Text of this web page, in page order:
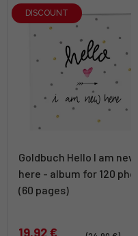
DISCOUNT
Goldbuch Hello I am new
here - album for 120
(60 pages)
19,92 €